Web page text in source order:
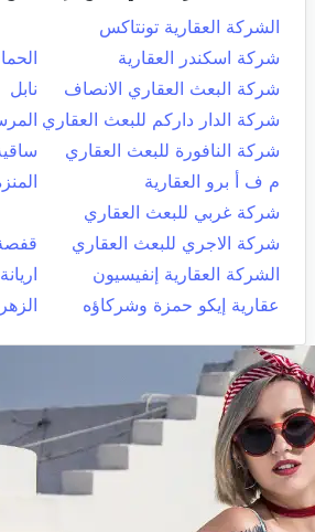
الشركة العقارية تونتاكس
شركة اسكندر العقارية
شركة البعث العقاري الانصاف
نابل
شركة الدار داركم للبعث العقاري
شركة النافورة للبعث العقاري
م ف أ برو العقارية
شركة غربي للبعث العقاري
شركة الاجري للبعث العقاري
قفصة
الشركة العقارية إنفيسيون
عقارية إيكو حمزة وشركاؤه